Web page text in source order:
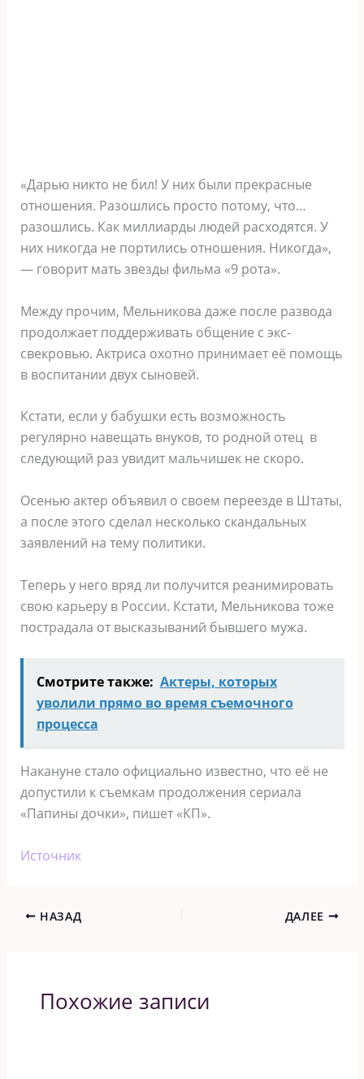
«Дарью никто не бил! У них были прекрасные
отношения. Разошлись просто потому, что…
разошлись. Как миллиарды людей расходятся. У
них никогда не портились отношения. Никогда»,
— говорит мать звезды фильма «9 рота».
Между прочим, Мельникова даже после развода
продолжает поддерживать общение с экс-
свекровью. Актриса охотно принимает её помощь
в воспитании двух сыновей.
Кстати, если у бабушки есть возможность
регулярно навещать внуков, то родной отец в
следующий раз увидит мальчишек не скоро.
Осенью актер объявил о своем переезде в Штаты,
а после этого сделал несколько скандальных
заявлений на тему политики.
Теперь у него вряд ли получится реанимировать
свою карьеру в России. Кстати, Мельникова тоже
пострадала от высказываний бывшего мужа.
Смотрите также: Актеры, которых
уволили прямо во время съемочного
процесса
Накануне стало официально известно, что её не
допустили к съемкам продолжения сериала
«Папины дочки», пишет «КП».
Источник
НАЗАД ДАЛЕЕ
Похожие записи